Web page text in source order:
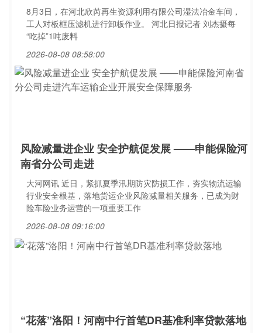
8月3日，在河北欣芮再生资源利用有限公司湿法冶金车间，
工人对板框压滤机进行卸板作业。 河北日报记者 刘杰摄每
“吃掉”1吨废料
2026-08-08 08:58:00
风险减量进企业 安全护航促发展 ——申能保险河
南省分公司走进
大河网讯 近日，紧抓夏季汛期防灾防损工作，夯实物流运输
行业安全根基，落地货运企业风险减量相关服务，已成为财
险车险业务运营的一项重要工作
2026-08-08 09:16:00
“花落”洛阳！河南中行首笔DR基准利率贷款落地